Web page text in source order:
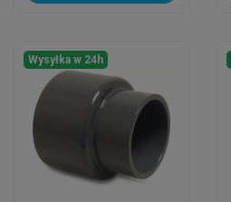
Wysyłka w 24h